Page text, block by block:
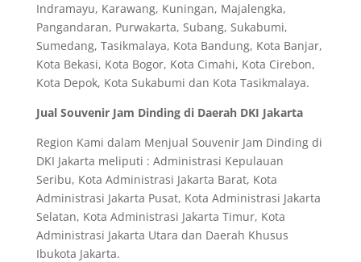
Indramayu, Karawang, Kuningan, Majalengka,
Pangandaran, Purwakarta, Subang, Sukabumi,
Sumedang, Tasikmalaya, Kota Bandung, Kota Banjar,
Kota Bekasi, Kota Bogor, Kota Cimahi, Kota Cirebon,
Kota Depok, Kota Sukabumi dan Kota Tasikmalaya.
Jual Souvenir Jam Dinding di Daerah DKI Jakarta
Region Kami dalam Menjual Souvenir Jam Dinding di
DKI Jakarta meliputi : Administrasi Kepulauan
Seribu, Kota Administrasi Jakarta Barat, Kota
Administrasi Jakarta Pusat, Kota Administrasi Jakarta
Selatan, Kota Administrasi Jakarta Timur, Kota
Administrasi Jakarta Utara dan Daerah Khusus
Ibukota Jakarta.